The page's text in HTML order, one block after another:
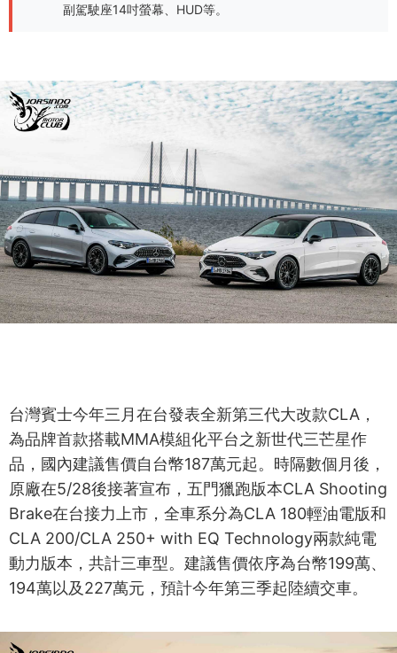
副駕駛座14吋螢幕、HUD等。
台灣賓士今年三月在台發表全新第三代大改款CLA，
為品牌首款搭載MMA模組化平台之新世代三芒星作
品，國內建議售價自台幣187萬元起。時隔數個月後，
原廠在5/28後接著宣布，五門獵跑版本CLA Shooting
Brake在台接力上市，全車系分為CLA 180輕油電版和
CLA 200/CLA 250+ with EQ Technology兩款純電
動力版本，共計三車型。建議售價依序為台幣199萬、
194萬以及227萬元，預計今年第三季起陸續交車。